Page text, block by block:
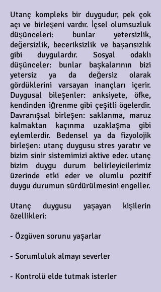
Utanç kompleks bir duygudur, pek çok
açı ve birleşeni vardır. İçsel olumsuzluk
düşünceleri: bunlar yetersizlik,
değersizlik, beceriksizlik ve başarısızlık
gibi duygulardır. Sosyal odaklı
düşünceler: bunlar başkalarının bizi
yetersiz ya da değersiz olarak
gördüklerini varsayan inançları içerir.
Duygusal bileşenler: anksiyete, öfke,
kendinden iğrenme gibi çeşitli ögelerdir.
Davranışsal birleşen: saklanma, maruz
kalmaktan kaçınma uzaklaşma gibi
eylemlerdir. Bedensel ya da fizyolojik
birleşen: utanç duygusu stres yaratır ve
bizim sinir sistemimizi aktive eder. utanç
bizim duygu durum belirleyicilerimiz
üzerinde etki eder ve olumlu pozitif
duygu durumun sürdürülmesini engeller.
Utanç duygusu yaşayan kişilerin
özellikleri:
- Özgüven sorunu yaşarlar
- Sorumluluk almayı severler
- Kontrolü elde tutmak isterler